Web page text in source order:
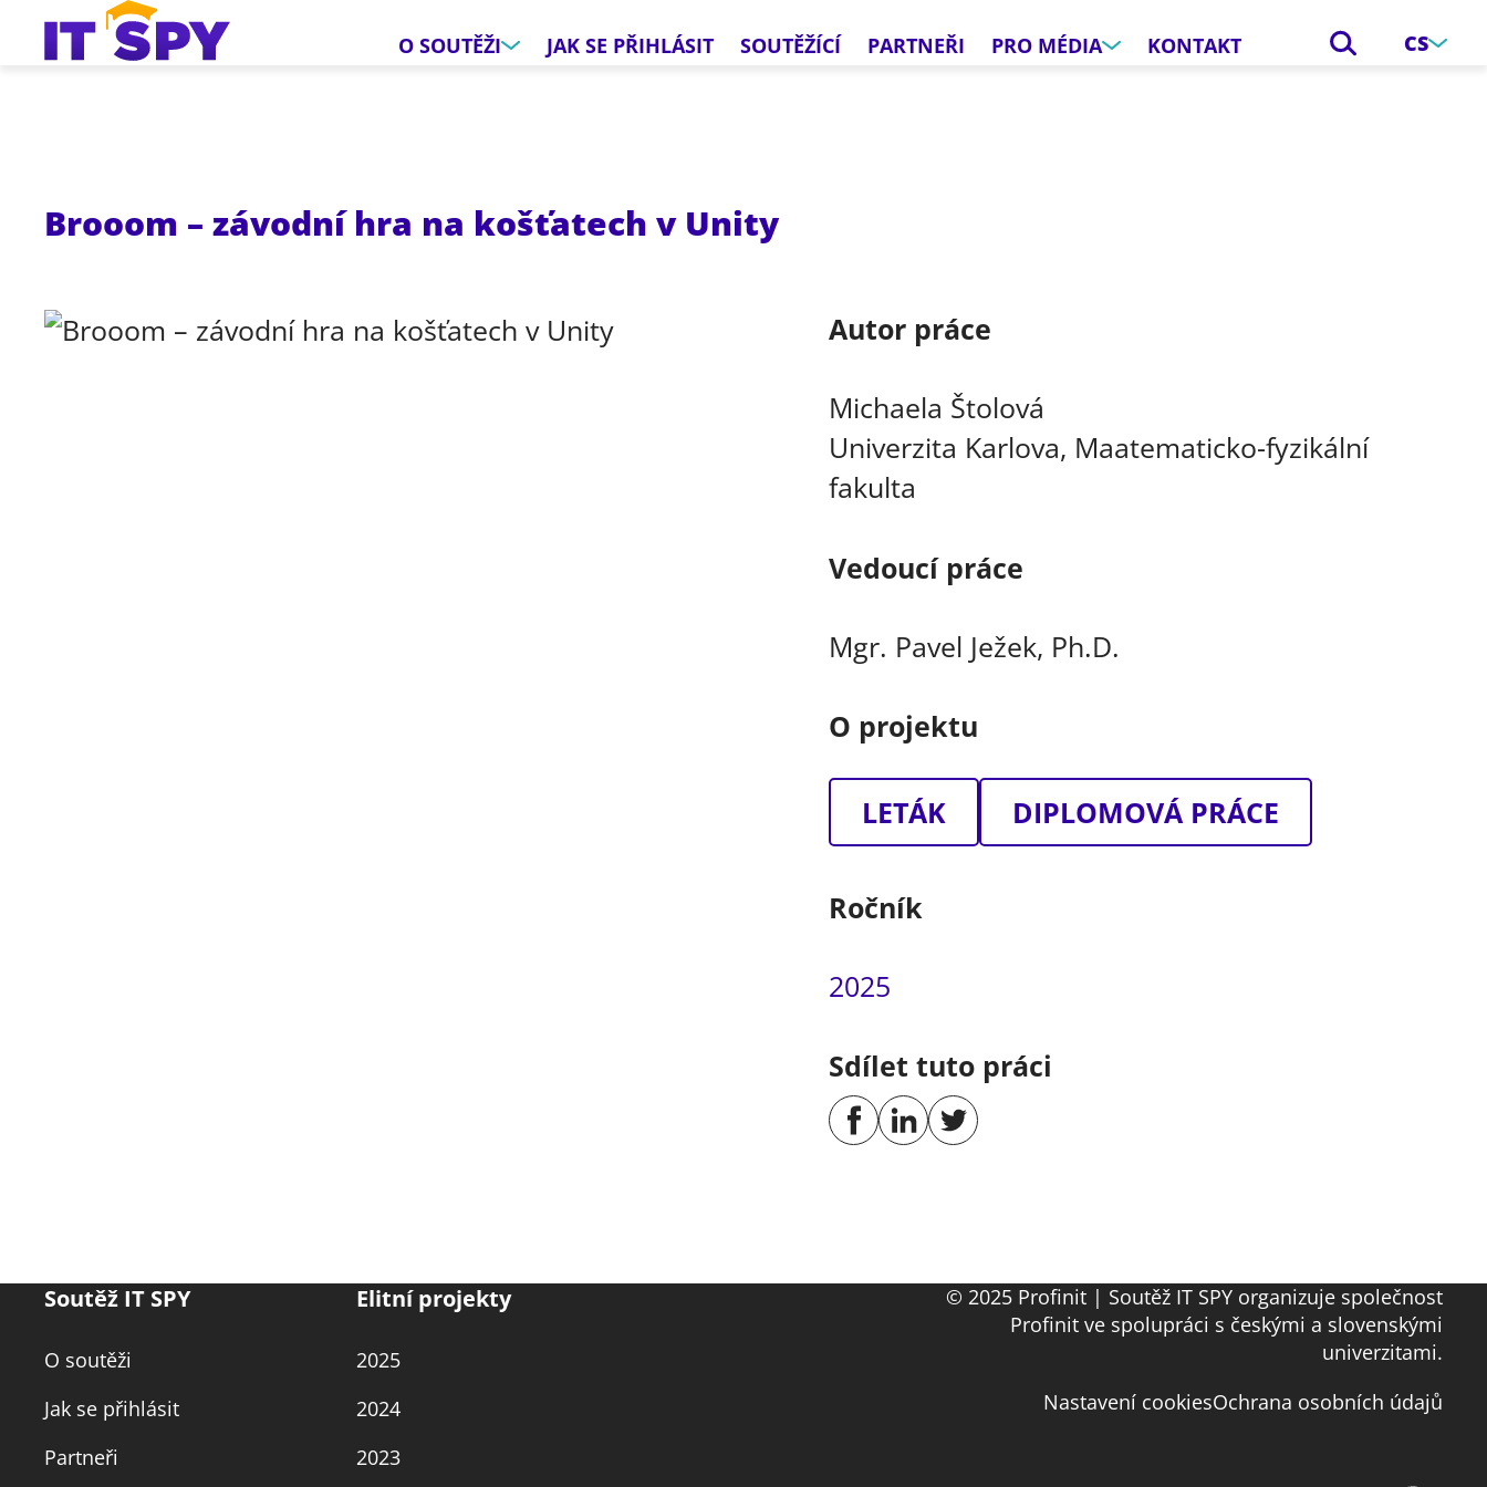
O SOUTĚŽI JAK SE PŘIHLÁSIT SOUTĚŽÍCÍ PARTNEŘI PRO MÉDIA KONTAKT CS
Brooom – závodní hra na košťatech v Unity
Autor práce
Michaela Štolová
Univerzita Karlova, Maatematicko-fyzikální
fakulta
Vedoucí práce
Mgr. Pavel Ježek, Ph.D.
O projektu
LETÁK DIPLOMOVÁ PRÁCE
Ročník
2025
Sdílet tuto práci
Soutěž IT SPY
O soutěži
Jak se přihlásit
Partneři
Elitní projekty
2025
2024
2023
© 2025 Profinit | Soutěž IT SPY organizuje společnost
Profinit ve spolupráci s českými a slovenskými
univerzitami.
Nastavení cookiesOchrana osobních údajů